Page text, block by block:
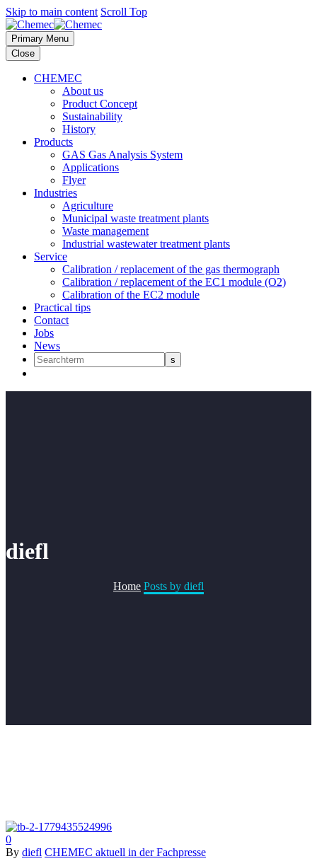
Skip to main content Scroll Top
Primary Menu
Close
CHEMEC
About us
Product Concept
Sustainability
History
Products
GAS Gas Analysis System
Applications
Flyer
Industries
Agriculture
Municipal waste treatment plants
Waste management
Industrial wastewater treatment plants
Service
Calibration / replacement of the gas thermograph
Calibration / replacement of the EC1 module (O2)
Calibration of the EC2 module
Practical tips
Contact
Jobs
News
diefl
Home Posts by diefl
0
By diefl CHEMEC aktuell in der Fachpresse